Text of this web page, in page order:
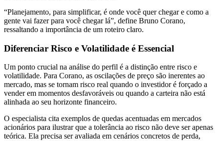
“Planejamento, para simplificar, é onde você quer chegar e como a
gente vai fazer para você chegar lá”, define Bruno Corano,
ressaltando a importância de um roteiro claro.
Diferenciar Risco e Volatilidade é Essencial
Um ponto crucial na análise do perfil é a distinção entre risco e
volatilidade. Para Corano, as oscilações de preço são inerentes ao
mercado, mas se tornam risco real quando o investidor é forçado a
vender em momentos desfavoráveis ou quando a carteira não está
alinhada ao seu horizonte financeiro.
O especialista cita exemplos de quedas acentuadas em mercados
acionários para ilustrar que a tolerância ao risco não deve ser apenas
teórica. Ela precisa ser avaliada em cenários concretos de perda,